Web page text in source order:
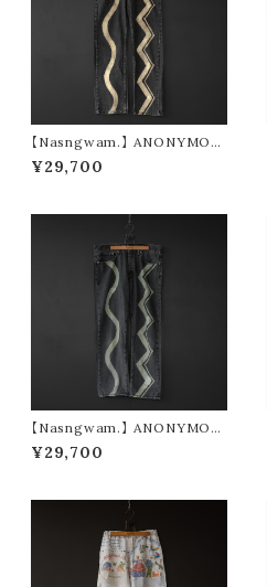
【Nasngwam.】 ANONYMOU
S PANTS (size S)
¥29,700
【Nasngwam.】 ANONYMOU
S PANTS (size L)
¥29,700